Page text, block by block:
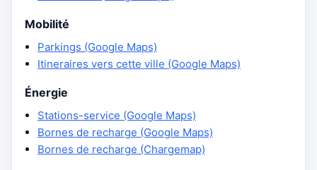
Mobilité
Parkings (Google Maps)
Itineraires vers cette ville (Google Maps)
Énergie
Stations-service (Google Maps)
Bornes de recharge (Google Maps)
Bornes de recharge (Chargemap)